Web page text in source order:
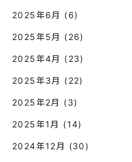
2025年6月 (6)
2025年5月 (26)
2025年4月 (23)
2025年3月 (22)
2025年2月 (3)
2025年1月 (14)
2024年12月 (30)